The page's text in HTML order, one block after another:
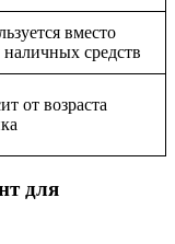
вместо
наличных средств
от возраста
для